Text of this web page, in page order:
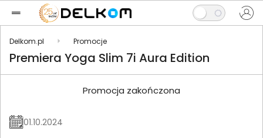
Delkom.pl Promocje
Premiera Yoga Slim 7i Aura Edition
Promocja zakończona
01.10.2024